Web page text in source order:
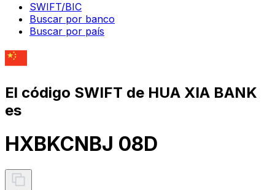
SWIFT/BIC
Buscar por banco
Buscar por país
El código SWIFT de HUA XIA BANK
es
HXBKCNBJ 08D